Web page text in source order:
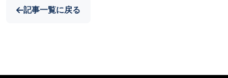
記事一覧に戻る